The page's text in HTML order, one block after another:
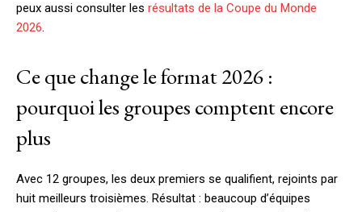
peux aussi consulter les résultats de la Coupe du Monde
2026.
Ce que change le format 2026 :
pourquoi les groupes comptent encore
plus
Avec 12 groupes, les deux premiers se qualifient, rejoints par
huit meilleurs troisièmes. Résultat : beaucoup d’équipes